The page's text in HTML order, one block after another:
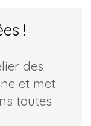
!
des
et met
toutes